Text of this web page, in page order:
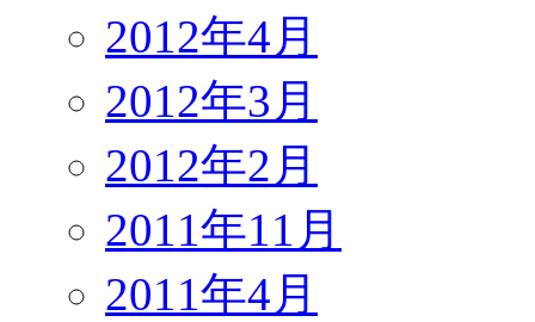
2012年4月
2012年3月
2012年2月
2011年11月
2011年4月